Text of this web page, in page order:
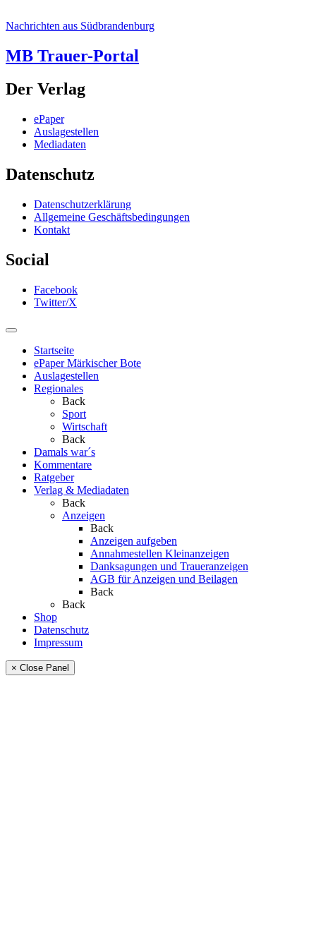
Nachrichten aus Südbrandenburg
MB Trauer-Portal
Der Verlag
ePaper
Auslagestellen
Mediadaten
Datenschutz
Datenschutzerklärung
Allgemeine Geschäftsbedingungen
Kontakt
Social
Facebook
Twitter/X
Startseite
ePaper Märkischer Bote
Auslagestellen
Regionales
Back
Sport
Wirtschaft
Back
Damals war´s
Kommentare
Ratgeber
Verlag & Mediadaten
Back
Anzeigen
Back
Anzeigen aufgeben
Annahmestellen Kleinanzeigen
Danksagungen und Traueranzeigen
AGB für Anzeigen und Beilagen
Back
Back
Shop
Datenschutz
Impressum
× Close Panel